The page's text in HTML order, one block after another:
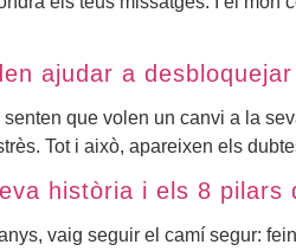
ajudar a
que volen un canvi a la
Tot i això, apareixen els
història i els 8 pilars
vaig seguir el camí segur: